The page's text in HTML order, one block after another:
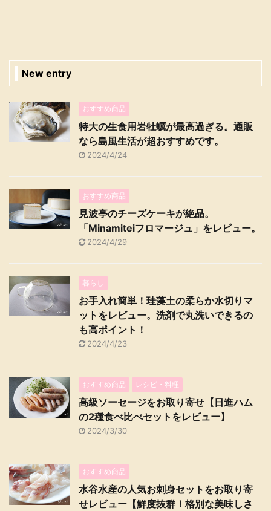
New entry
おすすめ商品
特大の生食用岩牡蠣が最高過ぎる。通販
なら島風生活が超おすすめです。
2024/4/24
おすすめ商品
見波亭のチーズケーキが絶品。
「Minamiteiフロマージュ」をレビュー。
2024/4/29
暮らし
お手入れ簡単！珪藻土の柔らか水切りマ
ットをレビュー。洗剤で丸洗いできるの
も高ポイント！
2024/4/23
おすすめ商品 レシピ・料理
高級ソーセージをお取り寄せ【日進ハム
の2種食べ比べセットをレビュー】
2024/3/30
おすすめ商品
水谷水産の人気お刺身セットをお取り寄
せレビュー【鮮度抜群！格別な美味しさ